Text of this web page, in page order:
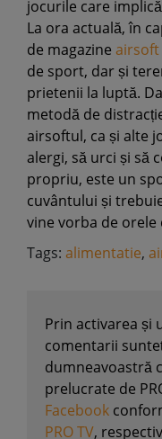
jocurile care
La ora actuală, în
de magazine airsoft
de sport, dar și
prietenii la luptă.
metodă de
airsoftul, ca și alte
alergi, să urci și să
propriu, este un
cuvântului și
vine vorba de orele
Tags: alimentatie,
Prin activarea și
comentarii
dumneavoastră
prelucrate de
Facebook
PRO TV,